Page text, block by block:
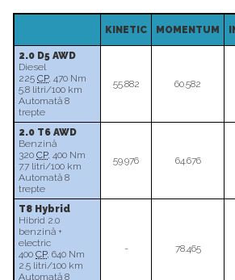
KINETIC MOMENTUM
2.0 D5 AWD
Diesel
225 CP, 470 Nm
5.8 litri/100 km
Automată 8
trepte
55.882 60.582
2.0 T6 AWD
Benzină
320 CP, 400 Nm
7.7 litri/100 km
Automată 8
trepte
59.976 64.676
T8 Hybrid
Hibrid 2.0
benzină +
electric
400 CP, 640 Nm
2.5 litri/100 km
Automată 8
- 78.465